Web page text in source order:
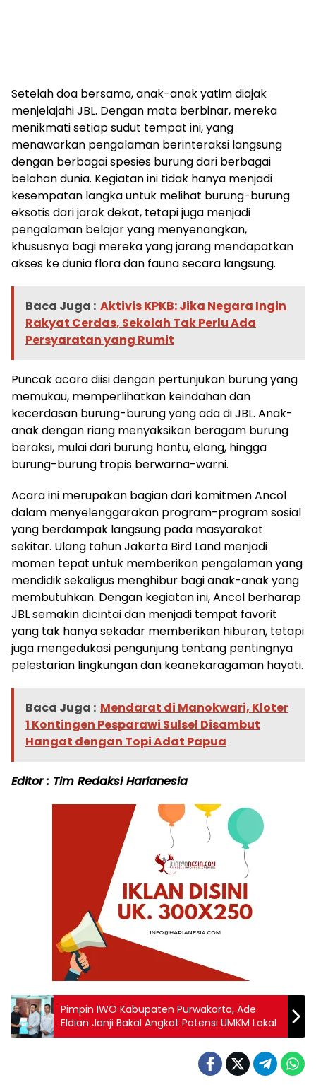
Setelah doa bersama, anak-anak yatim diajak
menjelajahi JBL. Dengan mata berbinar, mereka
menikmati setiap sudut tempat ini, yang
menawarkan pengalaman berinteraksi langsung
dengan berbagai spesies burung dari berbagai
belahan dunia. Kegiatan ini tidak hanya menjadi
kesempatan langka untuk melihat burung-burung
eksotis dari jarak dekat, tetapi juga menjadi
pengalaman belajar yang menyenangkan,
khususnya bagi mereka yang jarang mendapatkan
akses ke dunia flora dan fauna secara langsung.
Baca Juga : Aktivis KPKB: Jika Negara Ingin
Rakyat Cerdas, Sekolah Tak Perlu Ada
Persyaratan yang Rumit
Puncak acara diisi dengan pertunjukan burung yang
memukau, memperlihatkan keindahan dan
kecerdasan burung-burung yang ada di JBL. Anak-
anak dengan riang menyaksikan beragam burung
beraksi, mulai dari burung hantu, elang, hingga
burung-burung tropis berwarna-warni.
Acara ini merupakan bagian dari komitmen Ancol
dalam menyelenggarakan program-program sosial
yang berdampak langsung pada masyarakat
sekitar. Ulang tahun Jakarta Bird Land menjadi
momen tepat untuk memberikan pengalaman yang
mendidik sekaligus menghibur bagi anak-anak yang
membutuhkan. Dengan kegiatan ini, Ancol berharap
JBL semakin dicintai dan menjadi tempat favorit
yang tak hanya sekadar memberikan hiburan, tetapi
juga mengedukasi pengunjung tentang pentingnya
pelestarian lingkungan dan keanekaragaman hayati.
Baca Juga : Mendarat di Manokwari, Kloter
1 Kontingen Pesparawi Sulsel Disambut
Hangat dengan Topi Adat Papua
Editor : Tim Redaksi Harianesia
Pimpin IWO Kabupaten Purwakarta, Ade
Eldian Janji Bakal Angkat Potensi UMKM Lokal